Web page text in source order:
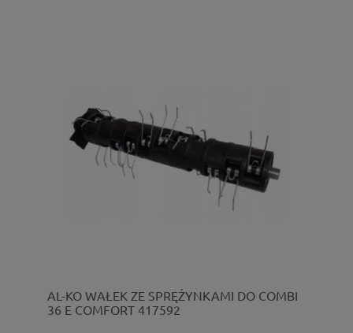
AL-KO WAŁEK ZE SPRĘŻYNKAMI DO COMBI
36 E COMFORT 417592